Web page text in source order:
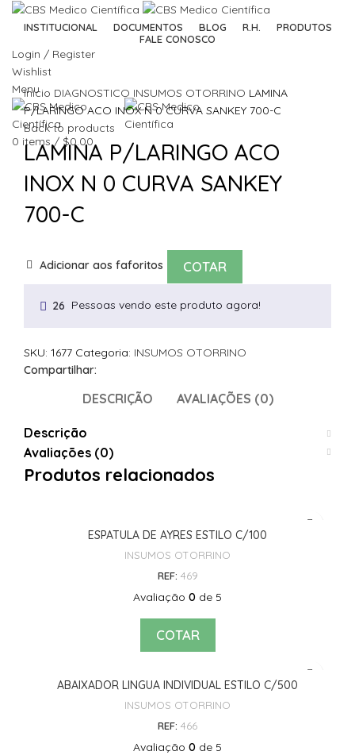
INSTITUCIONAL DOCUMENTOS BLOG R.H.
PRODUTOS
FALE CONOSCO
Login / Register
Wishlist
Menu
0 items / $0.00
Click to enlarge
Início DIAGNOSTICO INSUMOS OTORRINO LAMINA
P/LARINGO ACO INOX N 0 CURVA SANKEY 700-C
Back to products
LAMINA P/LARINGO ACO
INOX N 0 CURVA SANKEY
700-C
Adicionar aos faforitos COTAR
26 Pessoas vendo este produto agora!
SKU: 1677 Categoria: INSUMOS OTORRINO
Compartilhar:
DESCRIÇÃO AVALIAÇÕES (0)
Descrição
Avaliações (0)
Produtos relacionados
ESPATULA DE AYRES ESTILO C/100
INSUMOS OTORRINO
REF: 469
Avaliação 0 de 5
COTAR
ABAIXADOR LINGUA INDIVIDUAL ESTILO C/500
INSUMOS OTORRINO
REF: 466
Avaliação 0 de 5